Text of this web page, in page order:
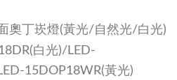
奧丁崁燈(黃光/自然光/白光)
白光)/ LED-
15DOP18WR(黃光)